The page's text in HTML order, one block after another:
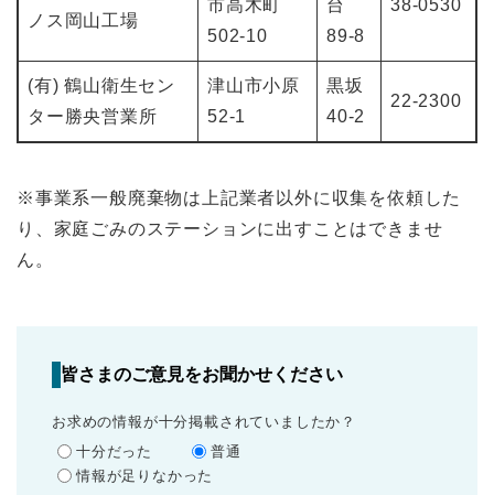
ノス岡山工場
市高木町
502-10
台
89-8
38-0530
(有) 鶴山衛生セン
ター勝央営業所
津山市小原
52-1
黒坂
40-2
22‐2300
※事業系一般廃棄物は上記業者以外に収集を依頼した
り、家庭ごみのステーションに出すことはできませ
ん。
皆さまのご意見をお聞かせください
お求めの情報が十分掲載されていましたか？
十分だった
普通
情報が足りなかった